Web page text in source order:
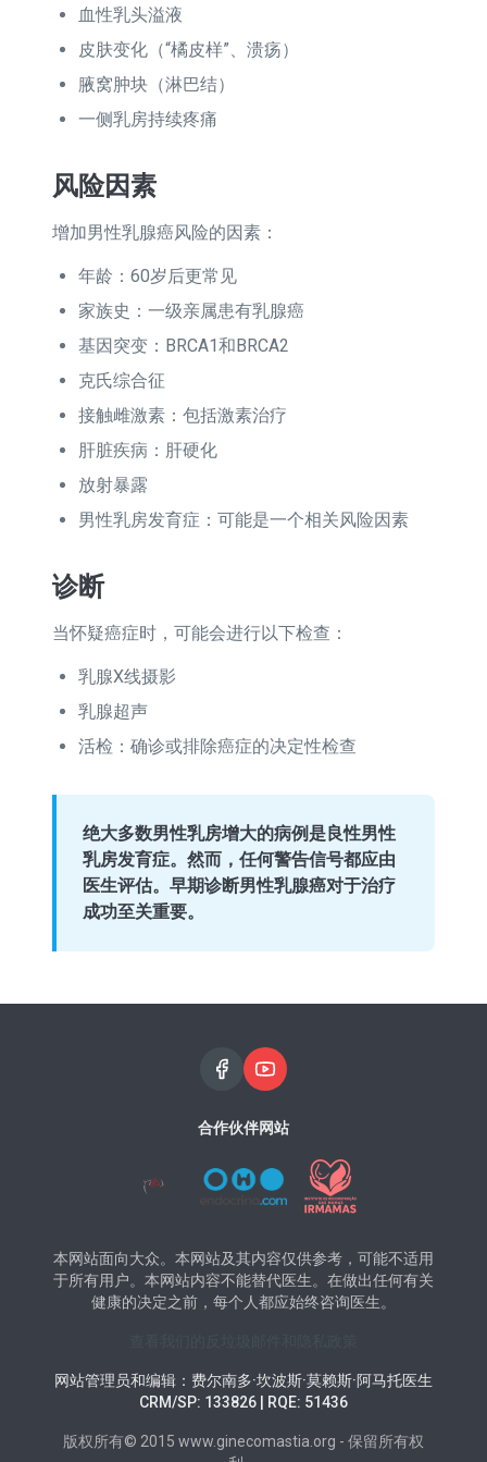
血性乳头溢液
皮肤变化（“橘皮样”、溃疡）
腋窝肿块（淋巴结）
一侧乳房持续疼痛
风险因素
增加男性乳腺癌风险的因素：
年龄：60岁后更常见
家族史：一级亲属患有乳腺癌
基因突变：BRCA1和BRCA2
克氏综合征
接触雌激素：包括激素治疗
肝脏疾病：肝硬化
放射暴露
男性乳房发育症：可能是一个相关风险因素
诊断
当怀疑癌症时，可能会进行以下检查：
乳腺X线摄影
乳腺超声
活检：确诊或排除癌症的决定性检查
绝大多数男性乳房增大的病例是良性男性
乳房发育症。然而，任何警告信号都应由
医生评估。早期诊断男性乳腺癌对于治疗
成功至关重要。
合作伙伴网站
本网站面向大众。本网站及其内容仅供参考，可能不适用
于所有用户。本网站内容不能替代医生。在做出任何有关
健康的决定之前，每个人都应始终咨询医生。
网站管理员和编辑：费尔南多·坎波斯·莫赖斯·阿马托医生
CRM/SP: 133826 | RQE: 51436
版权所有© 2015 www.ginecomastia.org - 保留所有权